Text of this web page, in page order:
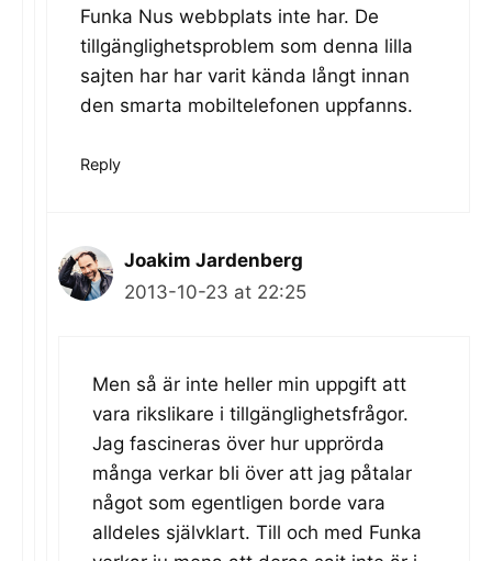
Funka Nus webbplats inte har. De
tillgänglighetsproblem som denna lilla
sajten har har varit kända långt innan
den smarta mobiltelefonen uppfanns.
Reply
Joakim Jardenberg
2013-10-23 at 22:25
Men så är inte heller min uppgift att
vara rikslikare i tillgänglighetsfrågor.
Jag fascineras över hur upprörda
många verkar bli över att jag påtalar
något som egentligen borde vara
alldeles självklart. Till och med Funka